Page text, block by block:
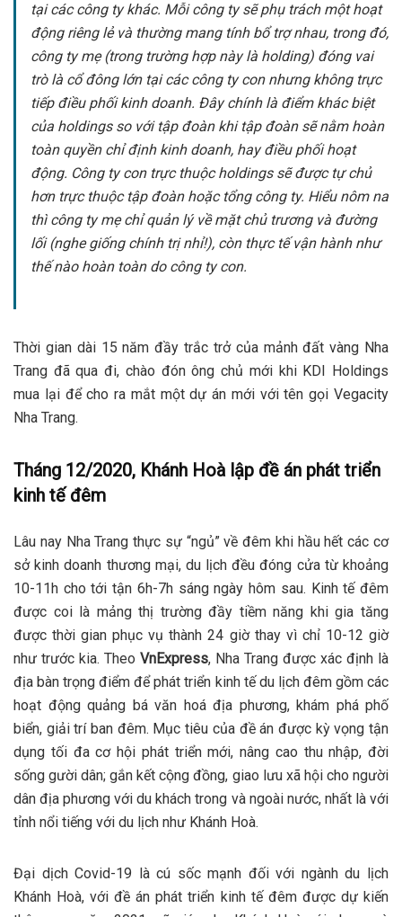
tại các công ty khác. Mỗi công ty sẽ phụ trách một hoạt
động riêng lẻ và thường mang tính bổ trợ nhau, trong đó,
công ty mẹ (trong trường hợp này là holding) đóng vai
trò là cổ đông lớn tại các công ty con nhưng không trực
tiếp điều phối kinh doanh. Đây chính là điểm khác biệt
của holdings so với tập đoàn khi tập đoàn sẽ nằm hoàn
toàn quyền chỉ định kinh doanh, hay điều phối hoạt
động. Công ty con trực thuộc holdings sẽ được tự chủ
hơn trực thuộc tập đoàn hoặc tổng công ty. Hiểu nôm na
thì công ty mẹ chỉ quản lý về mặt chủ trương và đường
lối (nghe giống chính trị nhỉ!), còn thực tế vận hành như
thế nào hoàn toàn do công ty con.
Thời gian dài 15 năm đầy trắc trở của mảnh đất vàng Nha
Trang đã qua đi, chào đón ông chủ mới khi KDI Holdings
mua lại để cho ra mắt một dự án mới với tên gọi Vegacity
Nha Trang.
Tháng 12/2020, Khánh Hoà lập đề án phát triển
kinh tế đêm
Lâu nay Nha Trang thực sự “ngủ” về đêm khi hầu hết các cơ
sở kinh doanh thương mại, du lịch đều đóng cửa từ khoảng
10-11h cho tới tận 6h-7h sáng ngày hôm sau. Kinh tế đêm
được coi là mảng thị trường đầy tiềm năng khi gia tăng
được thời gian phục vụ thành 24 giờ thay vì chỉ 10-12 giờ
như trước kia. Theo VnExpress, Nha Trang được xác định là
địa bàn trọng điểm để phát triển kinh tế du lịch đêm gồm các
hoạt động quảng bá văn hoá địa phương, khám phá phố
biển, giải trí ban đêm. Mục tiêu của đề án được kỳ vọng tận
dụng tối đa cơ hội phát triển mới, nâng cao thu nhập, đời
sống gười dân; gắn kết cộng đồng, giao lưu xã hội cho người
dân địa phương với du khách trong và ngoài nước, nhất là với
tỉnh nổi tiếng với du lịch như Khánh Hoà.
Đại dịch Covid-19 là cú sốc mạnh đối với ngành du lịch
Khánh Hoà, với đề án phát triển kinh tế đêm được dự kiến